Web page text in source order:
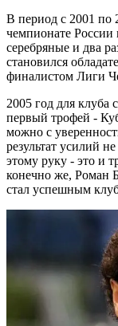
В период с 2001 по
чемпионате России
серебряные и два
становился
финалистом Лиги
2005 год для клуба
первый трофей -
можно с
результат усилий
этому руку - это и
конечно же, Роман
стал успешным